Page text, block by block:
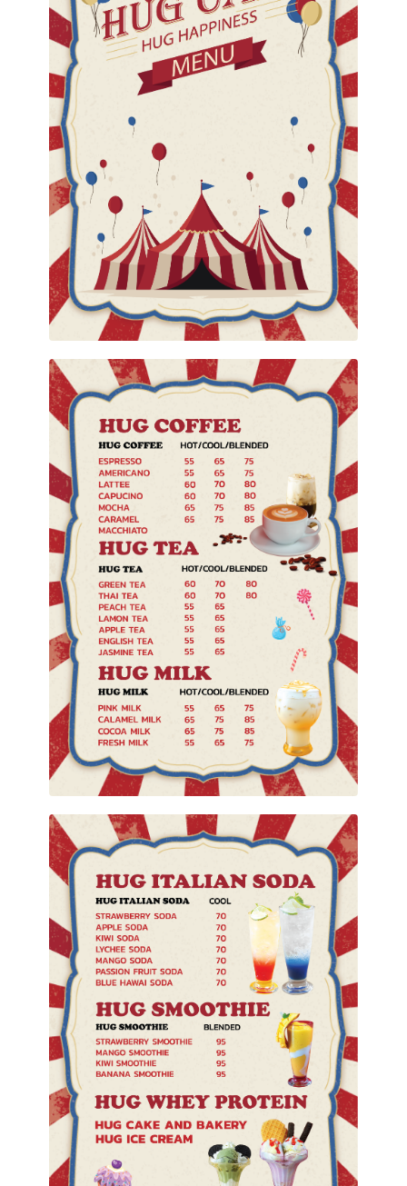
Healthy Drinks
สำหรับคนรักสุขภาพหรือต้องการควบคุมน้ำหนัก ทาง
ร้านก็มีเมนูพิเศษหลากหลายให้เลือกสรรค์ เอาใจโดย
เฉพาะ..
HEALTHY DRINKS MENU
Previous